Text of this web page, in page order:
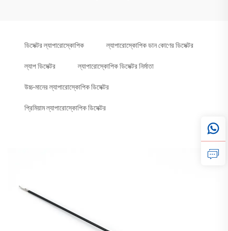
ডিসেক্টর ল্যাপারোস্কোপিক ল্যাপারোস্কোপিক ডান কোণের ডিসেক্টর
ল্যাপ ডিসেক্টর ল্যাপারোস্কোপিক ডিসেক্টর নির্মাতা
উচ্চ-মানের ল্যাপারোস্কোপিক ডিসেক্টর
প্রিমিয়াম ল্যাপারোস্কোপিক ডিসেক্টর